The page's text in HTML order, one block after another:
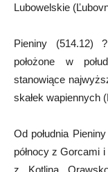
Lubowelskie
Pieniny (514.12)
położone w
stanowiące
skałek wapiennych
Od południa
północy z Gorcami
z Kotliną